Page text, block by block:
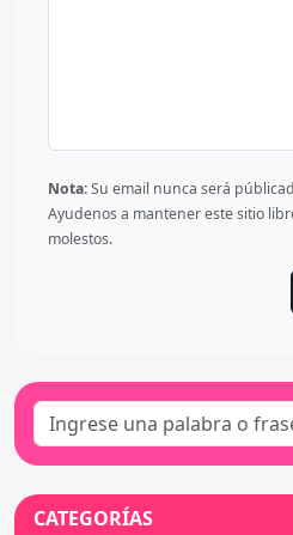
Nota:Su email nunca será
Ayudenos a mantener este sitio
molestos.
CATEGORÍAS